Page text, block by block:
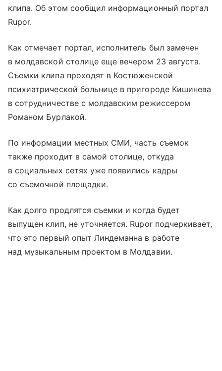
клипа. Об этом сообщил информационный портал
Rupor.
Как отмечает портал, исполнитель был замечен
в молдавской столице еще вечером 23 августа.
Съемки клипа проходят в Костюженской
психиатрической больнице в пригороде Кишинева
в сотрудничестве с молдавским режиссером
Романом Бурлакой.
По информации местных СМИ, часть съемок
также проходит в самой столице, откуда
в социальных сетях уже появились кадры
со съемочной площадки.
Как долго продлятся съемки и когда будет
выпущен клип, не уточняется. Rupor подчеркивает,
что это первый опыт Линдеманна в работе
над музыкальным проектом в Молдавии.